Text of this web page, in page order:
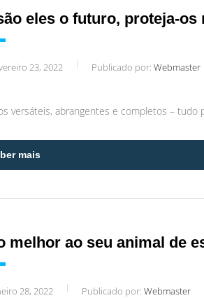
eles o futuro, proteja-
23, 2022 Publicado por: Webmaster
versáteis, abrangentes e completos – tudo
mais
melhor ao seu animal de
28, 2022 Publicado por: Webmaster